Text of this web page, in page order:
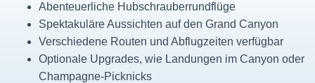
Abenteuerliche Hubschrauberrundflüge
Spektakuläre Aussichten auf den Grand Canyon
Verschiedene Routen und Abflugzeiten verfügbar
Optionale Upgrades, wie Landungen im Canyon oder
Champagne-Picknicks